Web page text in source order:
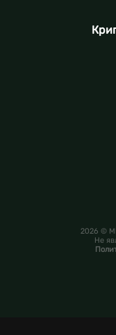
2026 ©
Не